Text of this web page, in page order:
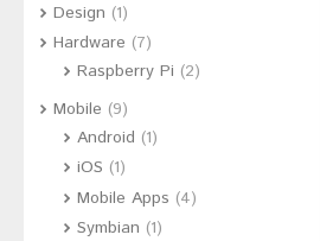
Design (1)
Hardware (7)
Raspberry Pi (2)
Mobile (9)
Android (1)
iOS (1)
Mobile Apps (4)
Symbian (1)